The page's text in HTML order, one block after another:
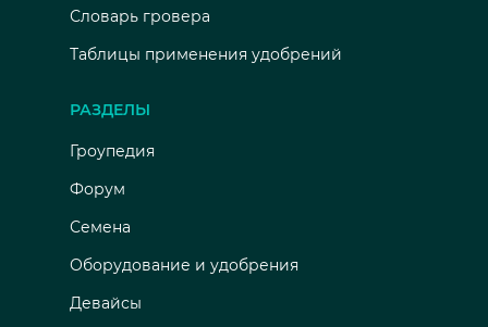
Словарь гровера
Таблицы применения удобрений
РАЗДЕЛЫ
Гроупедия
Форум
Семена
Оборудование и удобрения
Девайсы